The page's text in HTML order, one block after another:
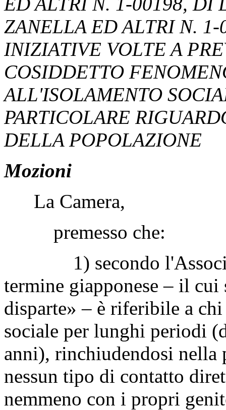
ZANELLA ED ALTRI N.
INIZIATIVE VOLTE A
COSIDDETTO
ALL'ISOLAMENTO
PARTICOLARE
DELLA POPOLAZIONE
Mozioni
La Camera,
premesso che:
1) secondo
termine giapponese – il
disparte» – è riferibile a
sociale per lunghi periodi
anni), rinchiudendosi nella
nessun tipo di contatto
nemmeno con i propri